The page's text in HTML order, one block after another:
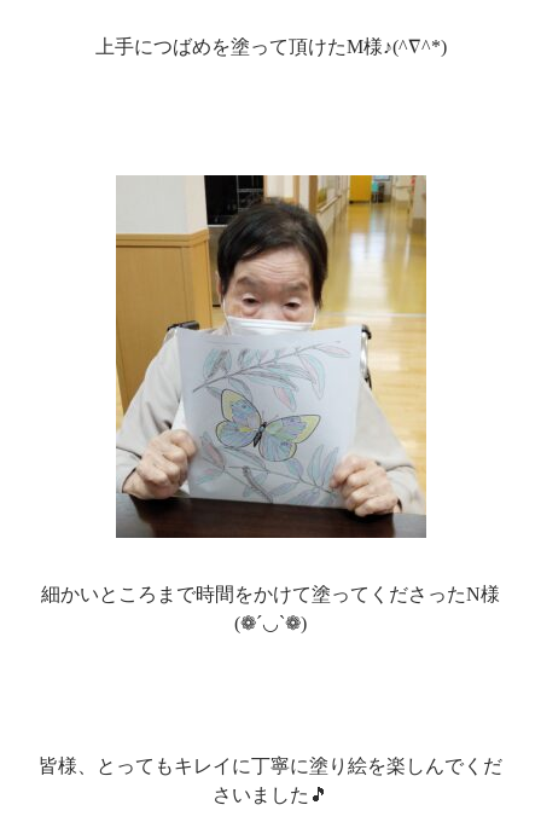
上手につばめを塗って頂けたM様♪(^∇^*)
細かいところまで時間をかけて塗ってくださったN様
(❁´◡`❁)
皆様、とってもキレイに丁寧に塗り絵を楽しんでくだ
さいました🎵